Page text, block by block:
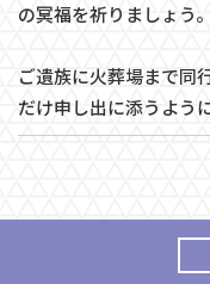
の冥福を祈りましょう。
ご遺族に火葬場まで同
だけ申し出に添うよう